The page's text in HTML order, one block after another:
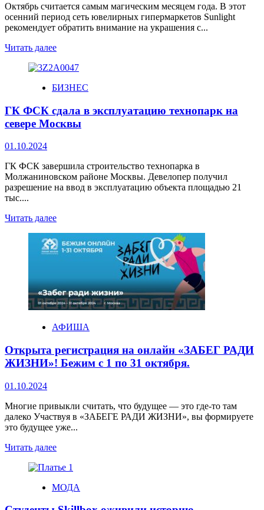
Октябрь считается самым магическим месяцем года. В этот
осенний период сеть ювелирных гипермаркетов Sunlight
рекомендует обратить внимание на украшения с...
Читать далее
БИЗНЕС
ГК ФСК сдала в эксплуатацию технопарк на
севере Москвы
01.10.2024
ГК ФСК завершила строительство технопарка в
Молжаниновском районе Москвы. Девелопер получил
разрешение на ввод в эксплуатацию объекта площадью 21
тыс....
Читать далее
АФИША
Открыта регистрация на онлайн «ЗАБЕГ РАДИ
ЖИЗНИ»! Бежим с 1 по 31 октября.
01.10.2024
Многие привыкли считать, что будущее — это где-то там
далеко Участвуя в «ЗАБЕГЕ РАДИ ЖИЗНИ», вы формируете
это будущее уже...
Читать далее
МОДА